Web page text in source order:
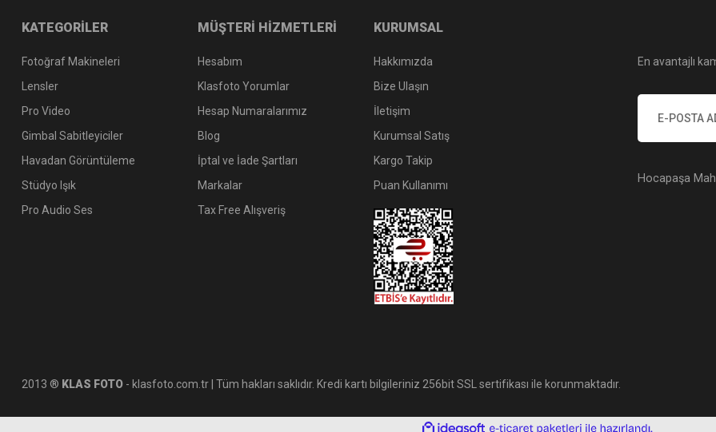
KATEGORİLER
Fotoğraf Makineleri
Lensler
Pro Video
Gimbal Sabitleyiciler
Havadan Görüntüleme
Stüdyo Işık
Pro Audio Ses
MÜŞTERİ HİZMETLERİ
Hesabım
Klasfoto Yorumlar
Hesap Numaralarımız
Blog
İptal ve İade Şartları
Markalar
Tax Free Alışveriş
KURUMSAL
Hakkımızda
Bize Ulaşın
İletişim
Kurumsal Satış
Kargo Takip
Puan Kullanımı
En avantajlı
Hocapaşa
2013 ® KLAS FOTO - klasfoto.com.tr | Tüm hakları saklıdır. Kredi kartı bilgileriniz 256bit SSL sertifikası ile korunmaktadır.
ideasoft e-